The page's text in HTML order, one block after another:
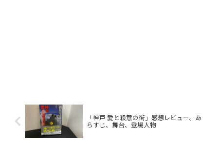
「神戸 愛と殺意の街」感想レビュー。あ
らすじ、舞台、登場人物